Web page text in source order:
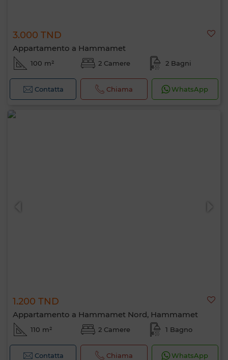
3.000 TND
Appartamento a Hammamet
100 m² 2 Camere 2 Bagni
Contatta Chiama WhatsApp
1.200 TND
Appartamento a Hammamet Nord, Hammamet
110 m² 2 Camere 1 Bagno
Contatta Chiama WhatsApp